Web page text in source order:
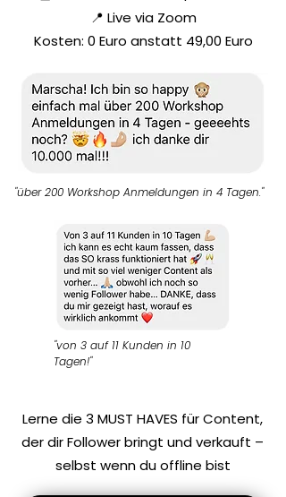
📍 Live via Zoom
Kosten: 0 Euro anstatt 49,00 Euro
"über 200 Workshop Anmeldungen in 4 Tagen."
"von 3 auf 11 Kunden in 10
Tagen!"
Lerne die 3 MUST HAVES für Content,
der dir Follower bringt und verkauft –
selbst wenn du offline bist